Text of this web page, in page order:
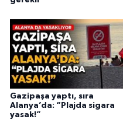
Gazipaşa yaptı, sıra
Alanya’da: “Plajda sigara
yasak!”